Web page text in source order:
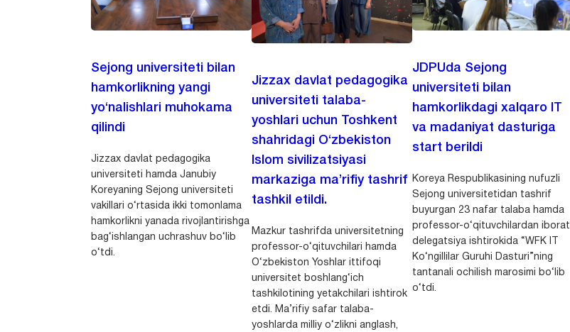
Sejong universiteti bilan
hamkorlikning yangi
yo‘nalishlari muhokama
qilindi
Jizzax davlat pedagogika
universiteti hamda Janubiy
Koreyaning Sejong universiteti
vakillari o‘rtasida ikki tomonlama
hamkorlikni yanada rivojlantirishga
bag‘ishlangan uchrashuv bo‘lib
o‘tdi.
Jizzax davlat pedagogika
universiteti talaba-
yoshlari uchun Toshkent
shahridagi O‘zbekiston
Islom sivilizatsiyasi
markaziga ma’rifiy tashrif
tashkil etildi.
Mazkur tashrifda universitetning
professor-o‘qituvchilari hamda
O‘zbekiston Yoshlar ittifoqi
universitet boshlang‘ich
tashkilotining yetakchilari ishtirok
etdi. Ma’rifiy safar talaba-
yoshlarda milliy o‘zlikni anglash,
JDPUda Sejong
universiteti bilan
hamkorlikdagi xalqaro IT
va madaniyat dasturiga
start berildi
Koreya Respublikasining nufuzli
Sejong universitetidan tashrif
buyurgan 23 nafar talaba hamda
professor-o‘qituvchilardan iborat
delegatsiya ishtirokida “WFK IT
Ko‘ngillilar Guruhi Dasturi”ning
tantanali ochilish marosimi bo‘lib
o‘tdi.